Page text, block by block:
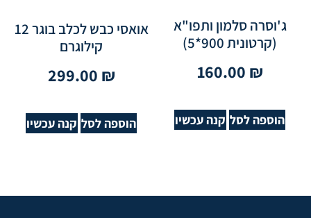
ג'וסרה סלמון ותפו"א
(קרטונית 900*5)
160.00 ₪
הוספה לסל קנה עכשיו
אואסי כבש לכלב בוגר 12
קילוגרם
299.00 ₪
הוספה לסל קנה עכשיו